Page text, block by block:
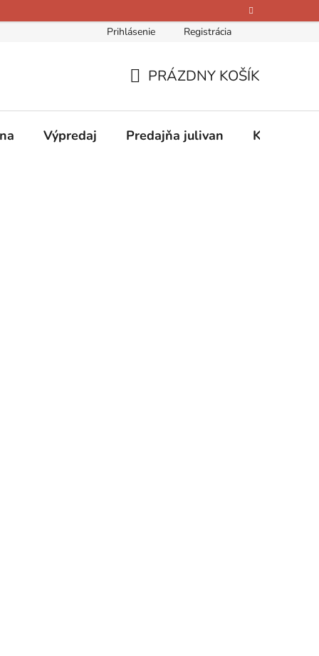
Kontakty O nás Hodnotenie obchodu
Prihlásenie Registrácia
KOŠÍK
PRÁZDNY KOŠÍK
Výpredaj Predajňa julivan Kontakty